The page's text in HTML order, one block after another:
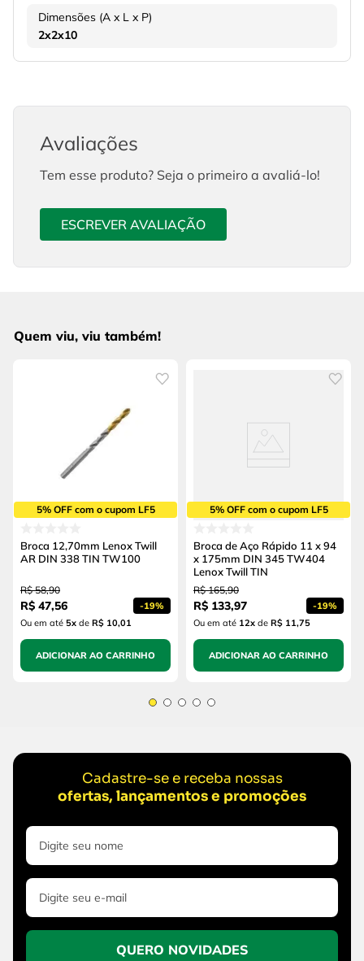
Dimensões (A x L x P)
2x2x10
Avaliações
Tem esse produto? Seja o primeiro a avaliá-lo!
ESCREVER AVALIAÇÃO
Quem viu, viu também!
5% OFF com o cupom LF5
Broca 12,70mm Lenox Twill
AR DIN 338 TIN TW100
R$ 58,90
R$ 47,56 -19%
Ou em até 5x de R$ 10,01
ADICIONAR AO CARRINHO
5% OFF com o cupom LF5
Broca de Aço Rápido 11 x 94
x 175mm DIN 345 TW404
Lenox Twill TIN
R$ 165,90
R$ 133,97 -19%
Ou em até 12x de R$ 11,75
ADICIONAR AO CARRINHO
Cadastre-se e receba nossas
ofertas, lançamentos e promoções
QUERO NOVIDADES